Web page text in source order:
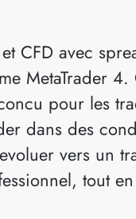
CFD avec
MetaTrader
pour les
dans des
vers un
tout